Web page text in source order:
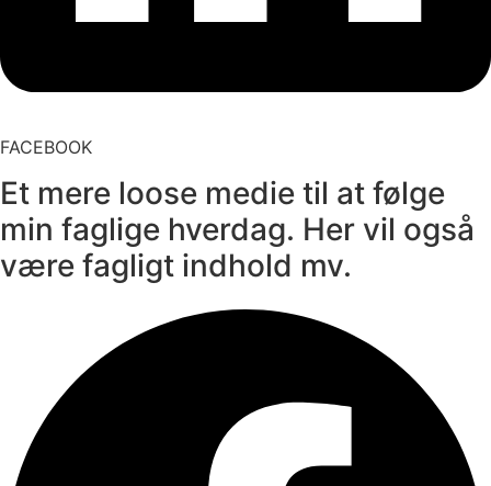
FACEBOOK
Et mere loose medie til at følge
min faglige hverdag. Her vil også
være fagligt indhold mv.